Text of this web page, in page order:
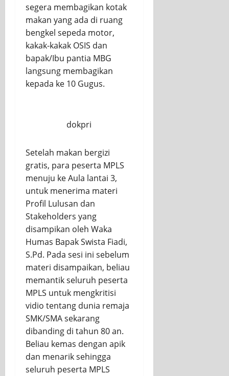
segera membagikan kotak
makan yang ada di ruang
bengkel sepeda motor,
kakak-kakak OSIS dan
bapak/Ibu pantia MBG
langsung membagikan
kepada ke 10 Gugus.
dokpri
Setelah makan bergizi
gratis, para peserta MPLS
menuju ke Aula lantai 3,
untuk menerima materi
Profil Lulusan dan
Stakeholders yang
disampikan oleh Waka
Humas Bapak Swista Fiadi,
S.Pd. Pada sesi ini sebelum
materi disampaikan, beliau
memantik seluruh peserta
MPLS untuk mengkritisi
vidio tentang dunia remaja
SMK/SMA sekarang
dibanding di tahun 80 an.
Beliau kemas dengan apik
dan menarik sehingga
seluruh peserta MPLS